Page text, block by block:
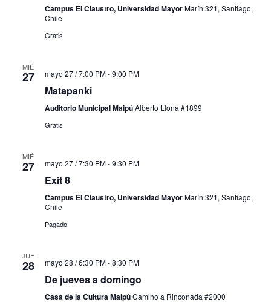
Campus El Claustro, Universidad MayorMarín 321, Santiago,
Chile
Gratis
MIÉ
27 mayo 27 / 7:00 PM-9:00 PM
Matapanki
Auditorio Municipal MaipúAlberto Llona #1899
Gratis
MIÉ
27 mayo 27 / 7:30 PM-9:30 PM
Exit 8
Campus El Claustro, Universidad MayorMarín 321, Santiago,
Chile
Pagado
JUE
28 mayo 28 / 6:30 PM-8:30 PM
De jueves a domingo
Casa de la Cultura MaipúCamino a Rinconada #2000